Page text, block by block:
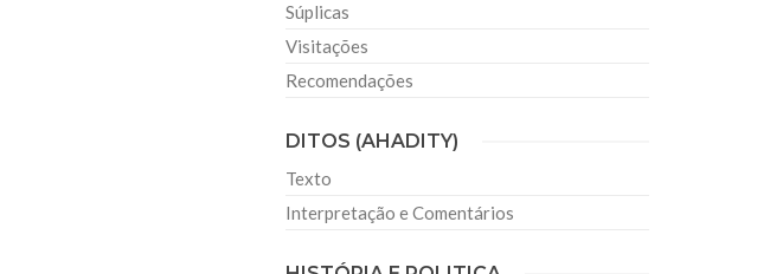
Súplicas
Visitações
Recomendações
DITOS (AHADITY)
Texto
Interpretação e Comentários